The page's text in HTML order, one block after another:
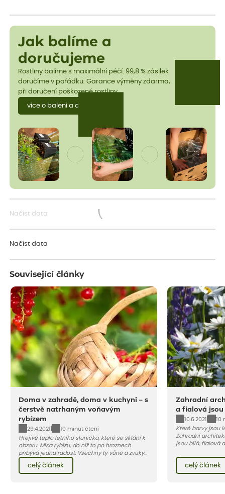
Jak balíme a
doručujeme
Rostliny balíme s maximální péčí. 99,8 % zásilek
doručíme v pořádku. Garance výměny zdarma,
při doručení poškozené rostliny.
více o balení a dopravě
Načíst data
Načíst data
Související články
Doma v zahradě, doma v kuchyni – s
čerstvě natrhaným voňavým
rybízem
29.4.2021
10 minut čtení
Hřejivé teplo letního sluníčka, které se sklání k
obzoru. Mísa rybízu, do níž to po hroznech
přibývá jedna radost. Všechny ty vůně a zvuky
červencové zahrady. Sklizeň rybízu do kuchyně
vnese neuvěřitelný klid a radost. A taky trochu
bezstarostnosti dětství při mlsání babiččina
celý článek
Zahradní
a fialová jsou
10.6.2021
10
Které barvy jsou
Zahradní
jsou bílá, fialová
záhon, terasu či
obléknout i vy.
celý článek